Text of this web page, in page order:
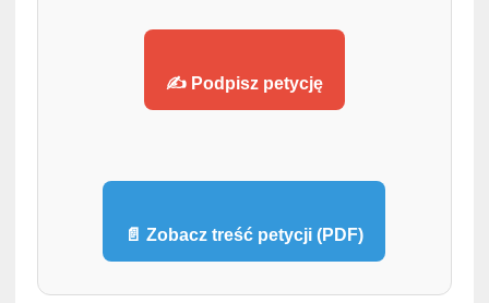
✍️ Podpisz petycję
📄 Zobacz treść petycji (PDF)